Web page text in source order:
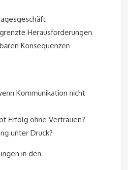
Herausforderungen
Konsequenzen
Kommunikation nicht
Erfolg ohne Vertrauen?
unter Druck?
in den